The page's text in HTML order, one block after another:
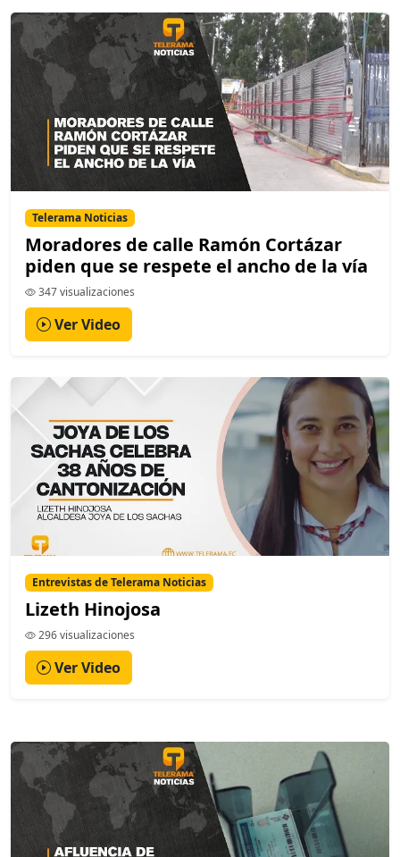
Telerama Noticias
Moradores de calle Ramón Cortázar
piden que se respete el ancho de la vía
347 visualizaciones
Ver Video
Entrevistas de Telerama Noticias
Lizeth Hinojosa
296 visualizaciones
Ver Video